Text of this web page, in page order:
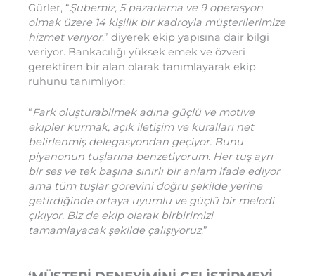
Gürler, “Şubemiz, 5 pazarlama ve 9 operasyon
olmak üzere 14 kişilik bir kadroyla müşterilerimize
hizmet veriyor.” diyerek ekip yapısına dair bilgi
veriyor. Bankacılığı yüksek emek ve özveri
gerektiren bir alan olarak tanımlayarak ekip
ruhunu tanımlıyor:
“Fark oluşturabilmek adına güçlü ve motive
ekipler kurmak, açık iletişim ve kuralları net
belirlenmiş delegasyondan geçiyor. Bunu
piyanonun tuşlarına benzetiyorum. Her tuş ayrı
bir ses ve tek başına sınırlı bir anlam ifade ediyor
ama tüm tuşlar görevini doğru şekilde yerine
getirdiğinde ortaya uyumlu ve güçlü bir melodi
çıkıyor. Biz de ekip olarak birbirimizi
tamamlayacak şekilde çalışıyoruz.”